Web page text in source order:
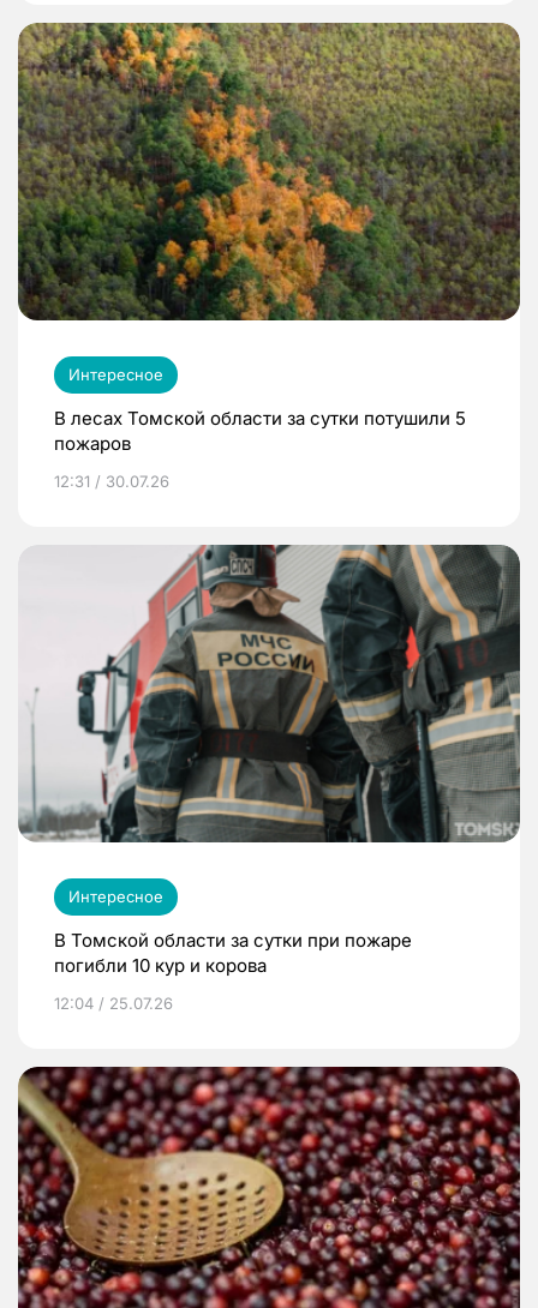
Интересное
В лесах Томской области за сутки потушили 5
пожаров
12:31 / 30.07.26
Интересное
В Томской области за сутки при пожаре
погибли 10 кур и корова
12:04 / 25.07.26